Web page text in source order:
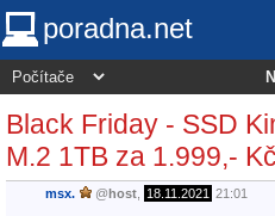
poradna.net
Black Friday - SSD
M.2 1TB za 1.999,- Kč
msx. @host 18.11.2021 21:01